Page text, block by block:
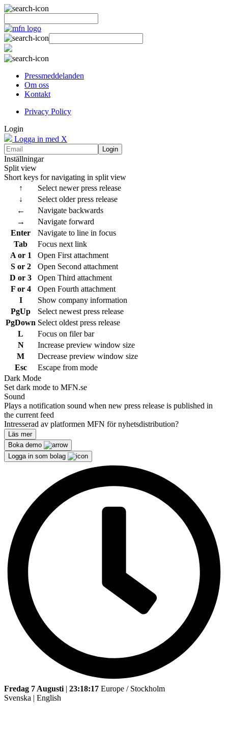
Pressmeddelanden
Om oss
Kontakt
Privacy Policy
Login
Logga in med X
Login
Inställningar
Split view
Short keys for navigating in split view
↑
Select newer press release
↓
Select older press release
←
Navigate backwards
→
Navigate forward
Enter
Navigate to line in focus
Tab
Focus next link
A or 1
Open First attachment
S or 2
Open Second attachment
D or 3
Open Third attachment
F or 4
Open Fourth attachment
I
Show company information
PgUp
Select newest press release
PgDown Select oldest press release
L
Focus on filer bar
N
Increase preview window size
M
Decrease preview window size
Esc
Escape from mode
Dark Mode
Set dark mode to MFN.se
Sound
Plays a notification sound when new press release is published in
the current feed
Intresserad av platformen MFN för nyhetsdistribution?
Läs mer
Boka demo
Logga in som bolag
Fredag 7 Augusti | 23:18:17 Europe / Stockholm
Svenska | English